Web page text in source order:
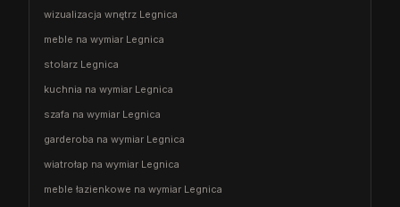
wizualizacja wnętrz Legnica
meble na wymiar Legnica
stolarz Legnica
kuchnia na wymiar Legnica
szafa na wymiar Legnica
garderoba na wymiar Legnica
wiatrołap na wymiar Legnica
meble łazienkowe na wymiar Legnica